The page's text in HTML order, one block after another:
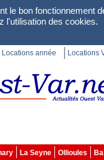
le bon fonctionnement
l'utilisation des cookies.
Locations année Locations
La Seyne Ollioules